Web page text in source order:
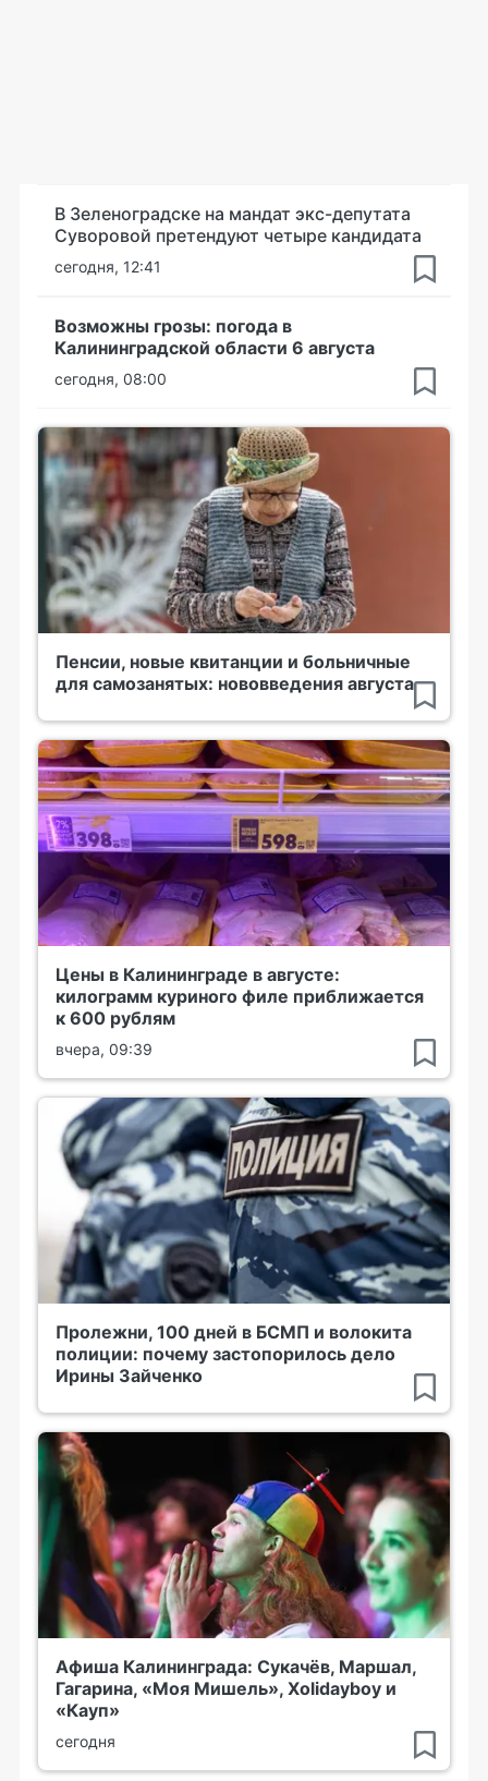
В Зеленоградске на мандат экс-депутата
Суворовой претендуют четыре кандидата
сегодня, 12:41
Возможны грозы: погода в
Калининградской области 6 августа
сегодня, 08:00
Пенсии, новые квитанции и больничные
для самозанятых: нововведения августа
Цены в Калининграде в августе:
килограмм куриного филе приближается
к 600 рублям
вчера, 09:39
Пролежни, 100 дней в БСМП и волокита
полиции: почему застопорилось дело
Ирины Зайченко
Афиша Калининграда: Сукачёв, Маршал,
Гагарина, «Моя Мишель», Xolidayboy и
«Кауп»
сегодня